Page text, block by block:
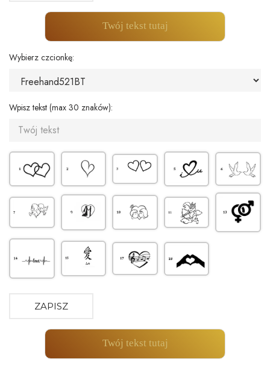
Twój tekst tutaj
Wybierz czcionkę:
Wpisz tekst (max 30 znaków):
ZAPISZ
Twój tekst tutaj